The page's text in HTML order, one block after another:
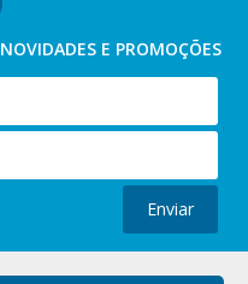
NOVIDADES E PROMOÇÕES
Enviar